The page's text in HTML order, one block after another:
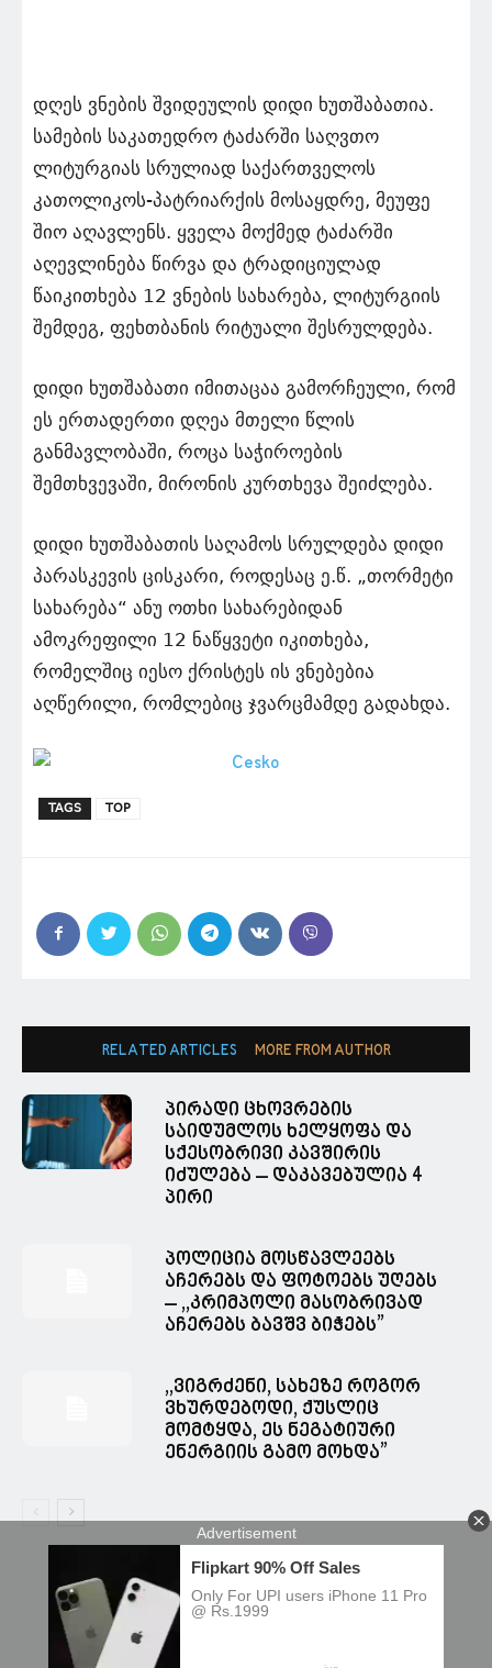
დღეს ვნების შვიდეულის დიდი ხუთშაბათია.
სამების საკათედრო ტაძარში საღვთო
ლიტურგიას სრულიად საქართველოს
კათოლიკოს-პატრიარქის მოსაყდრე, მეუფე
შიო აღავლენს. ყველა მოქმედ ტაძარში
აღევლინება წირვა და ტრადიციულად
წაიკითხება 12 ვნების სახარება, ლიტურგიის
შემდეგ, ფეხთბანის რიტუალი შესრულდება.
დიდი ხუთშაბათი იმითაცაა გამორჩეული, რომ
ეს ერთადერთი დღეა მთელი წლის
განმავლობაში, როცა საჭიროების
შემთხვევაში, მირონის კურთხევა შეიძლება.
დიდი ხუთშაბათის საღამოს სრულდება დიდი
პარასკევის ცისკარი, როდესაც ე.წ. „თორმეტი
სახარება“ ანუ ოთხი სახარებიდან
ამოკრეფილი 12 ნაწყვეტი იკითხება,
რომელშიც იესო ქრისტეს ის ვნებებია
აღწერილი, რომლებიც ჯვარცმამდე გადახდა.
TAGS TOP
RELATED ARTICLES MORE FROM AUTHOR
პირადი ცხოვრების
საიდუმლოს ხელყოფა და
სქესობრივი კავშირის
იძულება – დაკავებულია 4
პირი
პოლიცია მოსწავლეებს
აჩერებს და ფოტოებს უღებს
– ,,კრიმპოლი მასობრივად
აჩერებს ბავშვ ბიჭებს”
,,ვიგრძენი, სახეზე როგორ
ვხურდებოდი, ქუსლიც
მომტყდა, ეს ნეგატიური
ენერგიის გამო მოხდა”
© Spacesnews • სფეისნიუსი